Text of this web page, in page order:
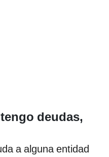
deudas,
a alguna entidad